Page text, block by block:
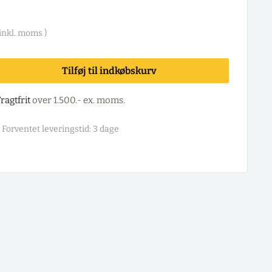
moms )
Tilføj til indkøbskurv
over 1.500.- ex. moms.
Forventet leveringstid: 3 dage